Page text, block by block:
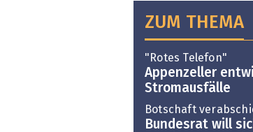
ZUM THEMA
"Rotes Telefon"
Appenzeller
Stromausfälle
Botschaft
Bundesrat will